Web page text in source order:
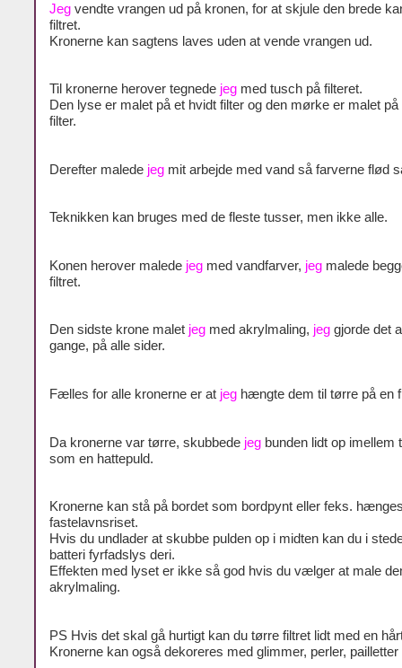
Jeg vendte vrangen ud på kronen, for at skjule den brede
filtret.
Kronerne kan sagtens laves uden at vende vrangen ud.
Til kronerne herover tegnede jeg med tusch på filteret.
Den lyse er malet på et hvidt filter og den mørke er malet på
filter.
Derefter malede jeg mit arbejde med vand så farverne flød
Teknikken kan bruges med de fleste tusser, men ikke alle.
Konen herover malede jeg med vandfarver, jeg malede
filtret.
Den sidste krone malet jeg med akrylmaling, jeg gjorde det
gange, på alle sider.
Fælles for alle kronerne er at jeg hængte dem til tørre på en
Da kronerne var tørre, skubbede jeg bunden lidt op imellem
som en hattepuld.
Kronerne kan stå på bordet som bordpynt eller feks.
fastelavnsriset.
Hvis du undlader at skubbe pulden op i midten kan du i
batteri fyrfadslys deri.
Effekten med lyset er ikke så god hvis du vælger at male
akrylmaling.
PS Hvis det skal gå hurtigt kan du tørre filtret lidt med en
Kronerne kan også dekoreres med glimmer, perler, pailletter